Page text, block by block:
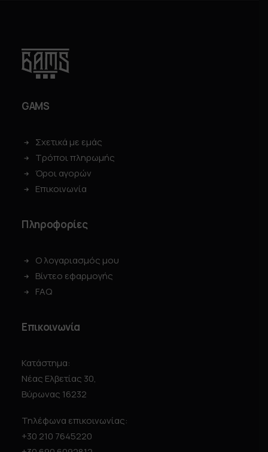
GAMS
Σχετικά με εμάς
Τρόποι πληρωμής
Όροι αγορών
Επικοινωνία
Πληροφορίες
Ο λογαριασμός μου
Βίντεο εφαρμογής
FAQ
Επικοινωνία
Κατάστημα:
Νέας Ελβετίας 30,
Βύρωνας 16232
Τηλέφωνα επικοινωνίας:
+30 210 7645220